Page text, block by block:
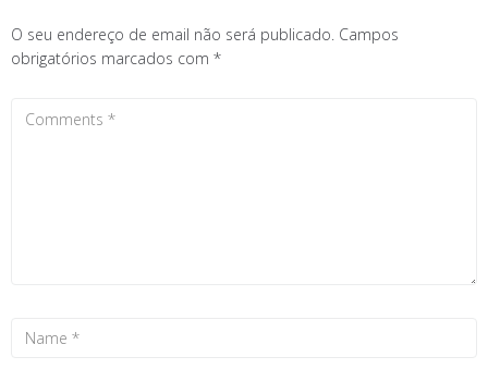
O seu endereço de email não será publicado. Campos
obrigatórios marcados com *